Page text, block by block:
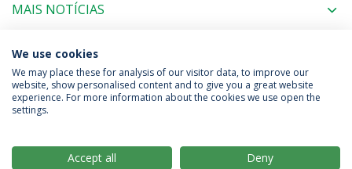
MAIS NOTÍCIAS
PRÓXIMOS EVENTOS
Política de Privacidade
Termos & Condições
We use cookies
We may place these for analysis of our visitor data, to improve our
website, show personalised content and to give you a great website
experience. For more information about the cookies we use open the
settings.
Accept all Deny